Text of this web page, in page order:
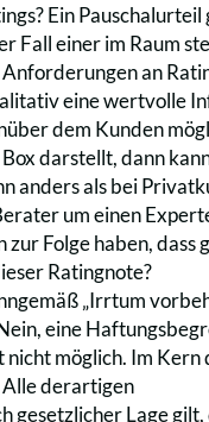
Ein Pauschalurteil
Fall einer im Raum
an
eine wertvolle
dem Kunden
darstellt, dann
anders als bei
um einen
Folge haben, dass
Ratingnote?
„Irrtum
eine
möglich. Im Kern
Alle derartigen
gesetzlicher Lage